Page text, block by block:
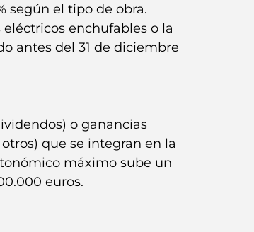
según el tipo de obra.
enchufables o la
antes del 31 de diciembre
o ganancias
que se integran en la
máximo sube un
euros.